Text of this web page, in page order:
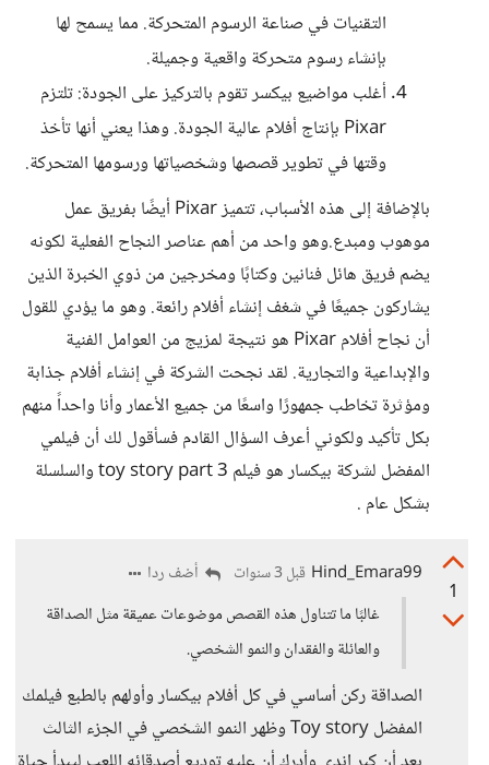
التقنيات في صناعة الرسوم المتحركة. مما يسمح لها
بإنشاء رسوم متحركة واقعية وجميلة.
أغلب مواضيع بيكسر تقوم بالتركيز على الجودة: تلتزم
Pixar بإنتاج أفلام عالية الجودة. وهذا يعني أنها تأخذ
وقتها في تطوير قصصها وشخصياتها ورسومها المتحركة.
بالإضافة إلى هذه الأسباب، تتميز Pixar أيضًا بفريق عمل
موهوب ومبدع.وهو واحد من أهم عناصر النجاح الفعلية لكونه
يضم فريق هائل فنانين وكتابًا ومخرجين من ذوي الخبرة الذين
يشاركون جميعًا في شغف إنشاء أفلام رائعة. وهو ما يؤدي للقول
أن نجاح أفلام Pixar هو نتيجة لمزيج من العوامل الفنية
والإبداعية والتجارية. لقد نجحت الشركة في إنشاء أفلام جذابة
ومؤثرة تخاطب جمهورًا واسعًا من جميع الأعمار وأنا واحداً منهم
بكل تأكيد ولكوني أعرف السؤال القادم فسأقول لك أن فيلمي
المفضل لشركة بيكسار هو فيلم toy story part 3 والسلسلة
بشكل عام .
1
Hind_Emara99 قبل 3 سنوات
أضف ردا
غالبًا ما تتناول هذه القصص موضوعات عميقة مثل الصداقة
والعائلة والفقدان والنمو الشخصي.
الصداقة ركن أساسي في كل أفلام بيكسار وأولهم بالطبع فيلمك
المفضل Toy story وظهر النمو الشخصي في الجزء الثالث